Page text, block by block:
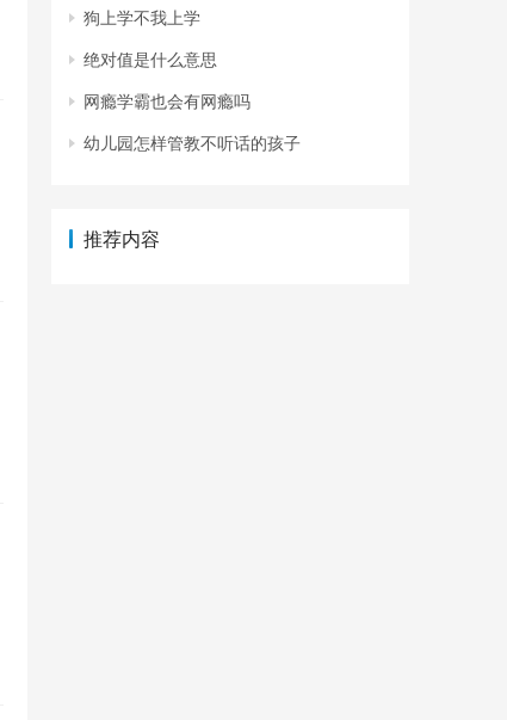
狗上学不我上学
绝对值是什么意思
网瘾学霸也会有网瘾吗
幼儿园怎样管教不听话的孩子
推荐内容